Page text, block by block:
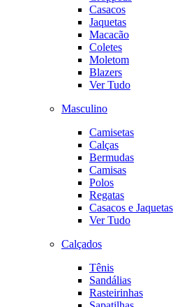
Casacos
Jaquetas
Macacão
Coletes
Moletom
Blazers
Ver Tudo
Masculino
Camisetas
Calças
Bermudas
Camisas
Polos
Regatas
Casacos e Jaquetas
Ver Tudo
Calçados
Tênis
Sandálias
Rasteirinhas